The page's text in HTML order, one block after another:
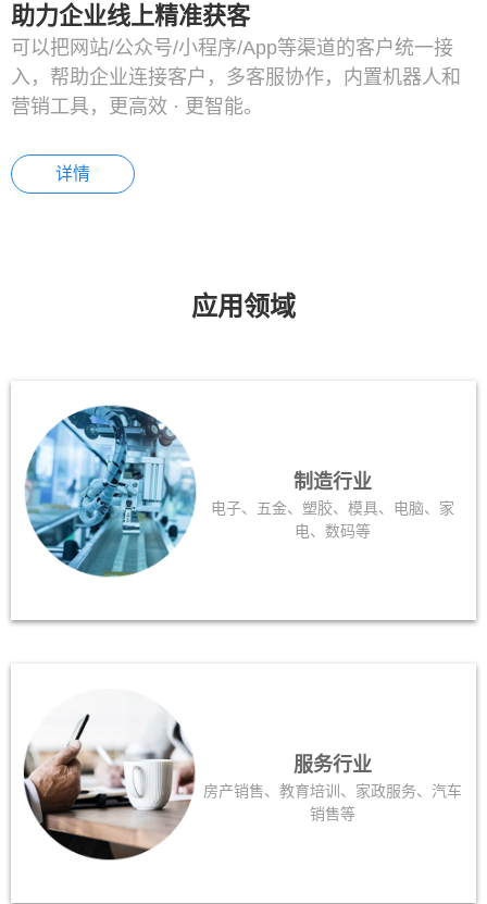
助力企业线上精准获客
可以把网站/公众号/小程序/App等渠道的客户统一接
入，帮助企业连接客户，多客服协作，内置机器人和
营销工具，更高效 · 更智能。
详情
应用领域
制造行业
电子、五金、塑胶、模具、电脑、家
电、数码等
服务行业
房产销售、教育培训、家政服务、汽车
销售等